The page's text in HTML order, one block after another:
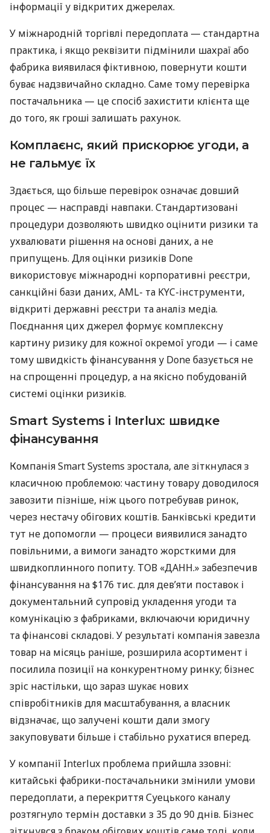
інформації у відкритих джерелах.
У міжнародній торгівлі передоплата — стандартна
практика, і якщо реквізити підмінили шахраї або
фабрика виявилася фіктивною, повернути кошти
буває надзвичайно складно. Саме тому перевірка
постачальника — це спосіб захистити клієнта ще
до того, як гроші залишать рахунок.
Комплаєнс, який прискорює угоди, а
не гальмує їх
Здається, що більше перевірок означає довший
процес — насправді навпаки. Стандартизовані
процедури дозволяють швидко оцінити ризики та
ухвалювати рішення на основі даних, а не
припущень. Для оцінки ризиків Done
використовує міжнародні корпоративні реєстри,
санкційні бази даних, AML- та KYC-інструменти,
відкриті державні реєстри та аналіз медіа.
Поєднання цих джерел формує комплексну
картину ризику для кожної окремої угоди — і саме
тому швидкість фінансування у Done базується не
на спрощенні процедур, а на якісно побудованій
системі оцінки ризиків.
Smart Systems і Interlux: швидке
фінансування
Компанія Smart Systems зростала, але зіткнулася з
класичною проблемою: частину товару доводилося
завозити пізніше, ніж цього потребував ринок,
через нестачу обігових коштів. Банківські кредити
тут не допомогли — процеси виявилися занадто
повільними, а вимоги занадто жорсткими для
швидкоплинного попиту. ТОВ «ДАНН.» забезпечив
фінансування на $176 тис. для дев’яти поставок і
документальний супровід укладення угоди та
комунікацію з фабриками, включаючи юридичну
та фінансові складові. У результаті компанія завезла
товар на місяць раніше, розширила асортимент і
посилила позиції на конкурентному ринку; бізнес
зріс настільки, що зараз шукає нових
співробітників для масштабування, а власник
відзначає, що залучені кошти дали змогу
закуповувати більше і стабільно рухатися вперед.
У компанії Interlux проблема прийшла ззовні:
китайські фабрики-постачальники змінили умови
передоплати, а перекриття Суецького каналу
розтягнуло термін доставки з 35 до 90 днів. Бізнес